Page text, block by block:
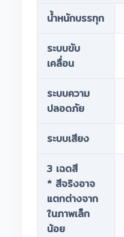
น้ำหนักบรรทุก
ระบบขับ
เคลื่อน
ระบบความ
ปลอดภัย
ระบบเสียง
3 เฉดสี
* สีจริงอาจ
แตกต่างจาก
ในภาพเล็ก
น้อย